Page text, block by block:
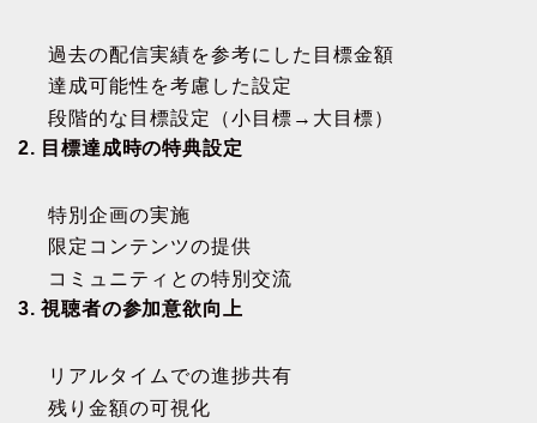
過去の配信実績を参考にした目標金額
達成可能性を考慮した設定
段階的な目標設定（小目標→大目標）
2. 目標達成時の特典設定
特別企画の実施
限定コンテンツの提供
コミュニティとの特別交流
3. 視聴者の参加意欲向上
リアルタイムでの進捗共有
残り金額の可視化